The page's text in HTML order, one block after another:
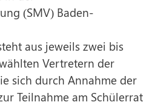
(SMV) Baden-
aus jeweils zwei bis
Vertretern der
sich durch Annahme der
Teilnahme am Schülerrat